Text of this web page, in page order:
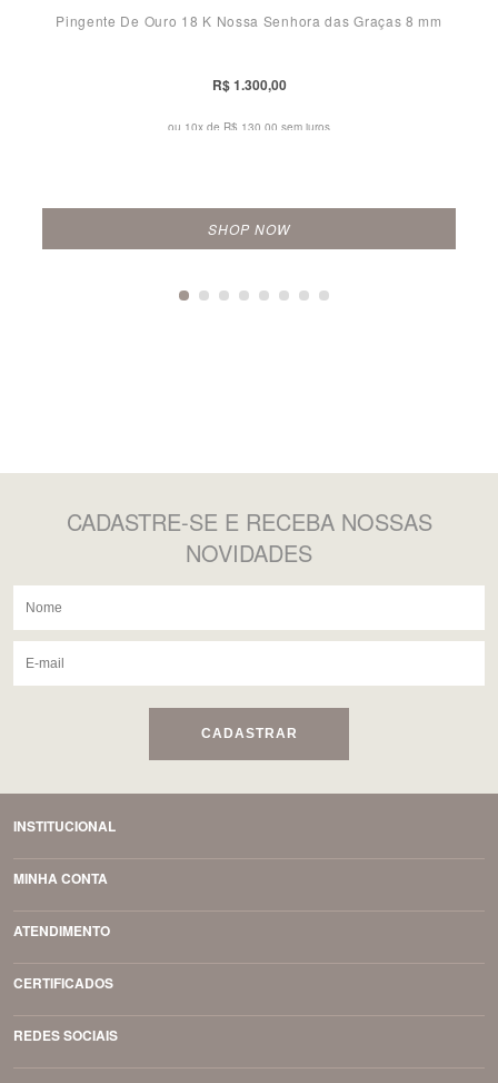
Pingente De Ouro 18 K Nossa Senhora das Graças 8 mm
R$ 1.300,00
ou 10x de R$ 130,00 sem juros
SHOP NOW
CADASTRE-SE E RECEBA NOSSAS
NOVIDADES
CADASTRAR
INSTITUCIONAL
MINHA CONTA
ATENDIMENTO
CERTIFICADOS
REDES SOCIAIS